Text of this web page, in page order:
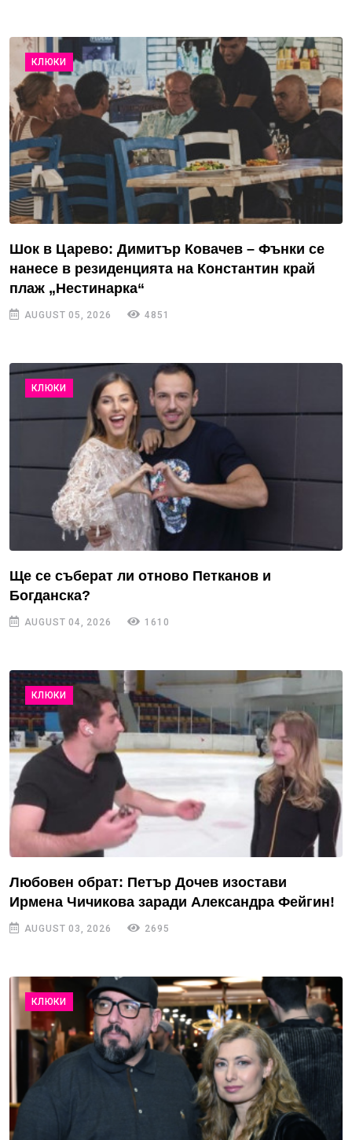
КЛЮКИ
Шок в Царево: Димитър Ковачев – Фънки се
нанесе в резиденцията на Константин край
плаж „Нестинарка“
AUGUST 05, 2026 4851
КЛЮКИ
Ще се съберат ли отново Петканов и
Богданска?
AUGUST 04, 2026 1610
КЛЮКИ
Любовен обрат: Петър Дочев изостави
Ирмена Чичикова заради Александра Фейгин!
AUGUST 03, 2026 2695
КЛЮКИ